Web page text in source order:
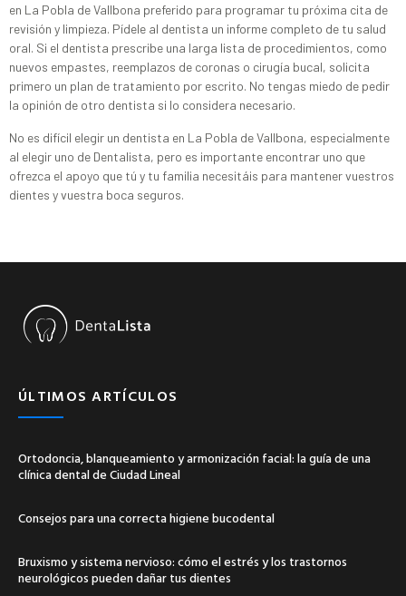
en La Pobla de Vallbona preferido para programar tu próxima cita de
revisión y limpieza. Pídele al dentista un informe completo de tu salud
oral. Si el dentista prescribe una larga lista de procedimientos, como
nuevos empastes, reemplazos de coronas o cirugía bucal, solicita
primero un plan de tratamiento por escrito. No tengas miedo de pedir
la opinión de otro dentista si lo considera necesario.
No es difícil elegir un dentista en La Pobla de Vallbona, especialmente
al elegir uno de Dentalista, pero es importante encontrar uno que
ofrezca el apoyo que tú y tu familia necesitáis para mantener vuestros
dientes y vuestra boca seguros.
ÚLTIMOS ARTÍCULOS
Ortodoncia, blanqueamiento y armonización facial: la guía de una
clínica dental de Ciudad Lineal
Consejos para una correcta higiene bucodental
Bruxismo y sistema nervioso: cómo el estrés y los trastornos
neurológicos pueden dañar tus dientes